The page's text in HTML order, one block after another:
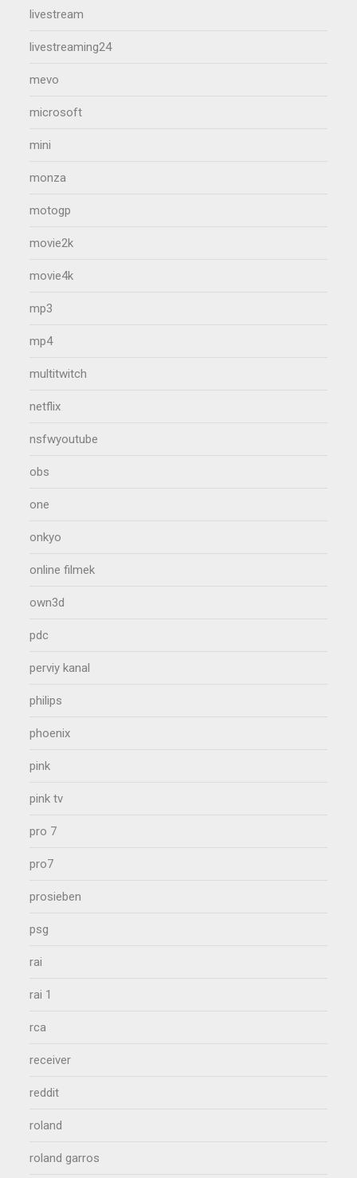
livestream
livestreaming24
mevo
microsoft
mini
monza
motogp
movie2k
movie4k
mp3
mp4
multitwitch
netflix
nsfwyoutube
obs
one
onkyo
online filmek
own3d
pdc
perviy kanal
philips
phoenix
pink
pink tv
pro 7
pro7
prosieben
psg
rai
rai 1
rca
receiver
reddit
roland
roland garros